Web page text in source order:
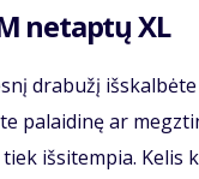
netaptų XL
drabužį
palaidinę ar
išsitempia.